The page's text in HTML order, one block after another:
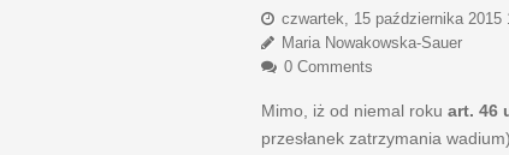
czwartek, 15 października 2015
Maria Nowakowska-Sauer
0 Comments
Mimo, iż od niemal roku art. 46
przesłanek zatrzymania